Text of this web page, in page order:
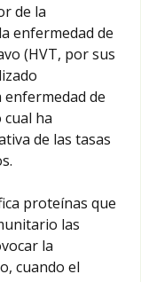
de la
enfermedad de
(HVT, por sus
de
cual ha
de las tasas
proteínas que
las
la
cuando el